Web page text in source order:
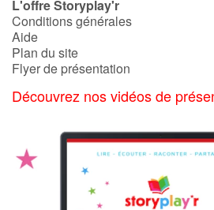
L'offre Storyplay'r
Conditions générales
Aide
Plan du site
Flyer de présentation
Découvrez nos vidéos de